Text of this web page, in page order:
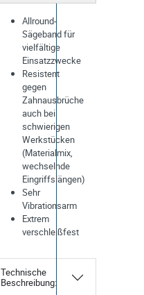
Allround-
Sägeband für
vielfältige
Einsatzzwecke
Resistent
gegen
Zahnausbrüche
auch bei
schwierigen
Werkstücken
(Materialmix,
wechselnde
Eingriffslängen)
Sehr
Vibrationsarm
Extrem
verschleißfest
Technische
Beschreibung: